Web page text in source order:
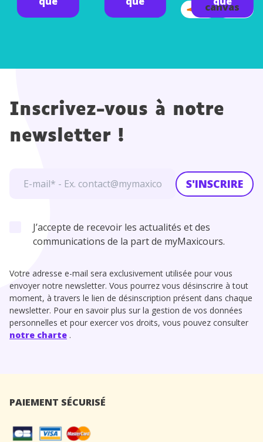
canvas
Inscrivez-vous à notre
newsletter !
S'INSCRIRE
J’accepte de recevoir les actualités et des
communications de la part de myMaxicours.
Votre adresse e-mail sera exclusivement utilisée pour vous
envoyer notre newsletter. Vous pourrez vous désinscrire à tout
moment, à travers le lien de désinscription présent dans chaque
newsletter. Pour en savoir plus sur la gestion de vos données
personnelles et pour exercer vos droits, vous pouvez consulter
notre charte .
PAIEMENT SÉCURISÉ